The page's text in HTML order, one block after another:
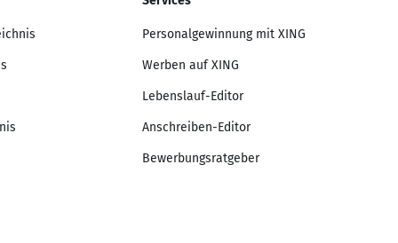
Personalgewinnung mit XING
Werben auf XING
Lebenslauf-Editor
Anschreiben-Editor
Bewerbungsratgeber